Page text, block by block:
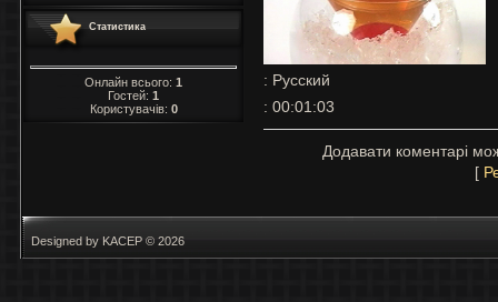
Статистика
Онлайн всього: 1
Гостей: 1
Користувачів: 0
: Русский
: 00:01:03
Додавати коментарі
[
Designed by KACEP © 2026